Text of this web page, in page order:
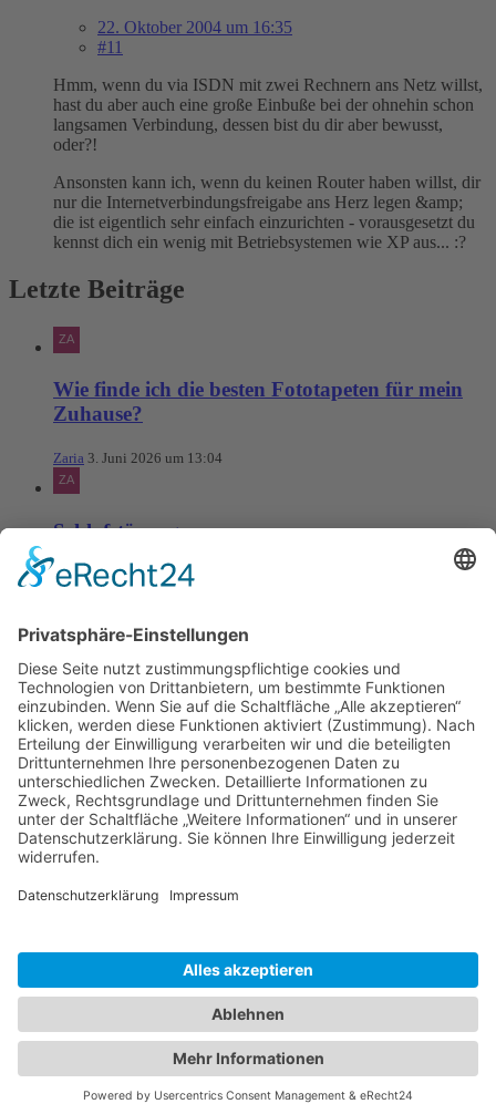
22. Oktober 2004 um 16:35
#11
Hmm, wenn du via ISDN mit zwei Rechnern ans Netz willst,
hast du aber auch eine große Einbuße bei der ohnehin schon
langsamen Verbindung, dessen bist du dir aber bewusst,
oder?!
Ansonsten kann ich, wenn du keinen Router haben willst, dir
nur die Internetverbindungsfreigabe ans Herz legen &amp;
die ist eigentlich sehr einfach einzurichten - vorausgesetzt du
kennst dich ein wenig mit Betriebsystemen wie XP aus... :?
Letzte Beiträge
Wie finde ich die besten Fototapeten für mein
Zuhause?
Zaria 3. Juni 2026 um 13:04
Schlafstörungen
Zaria 3. Juni 2026 um 13:03
Ms word to PDF
Manuellsen 28. Mai 2026 um 10:31
Künstliche Intelligenz in der
Plattformentwicklung
MasonOgden 24. August 2025 um 10:58
Was habt ihr euch zuletzt gekauft?
LarsKlars 3. März 2025 um 10:08
Kontakt
Datenschutzerklärung
Nutzungsbedingungen